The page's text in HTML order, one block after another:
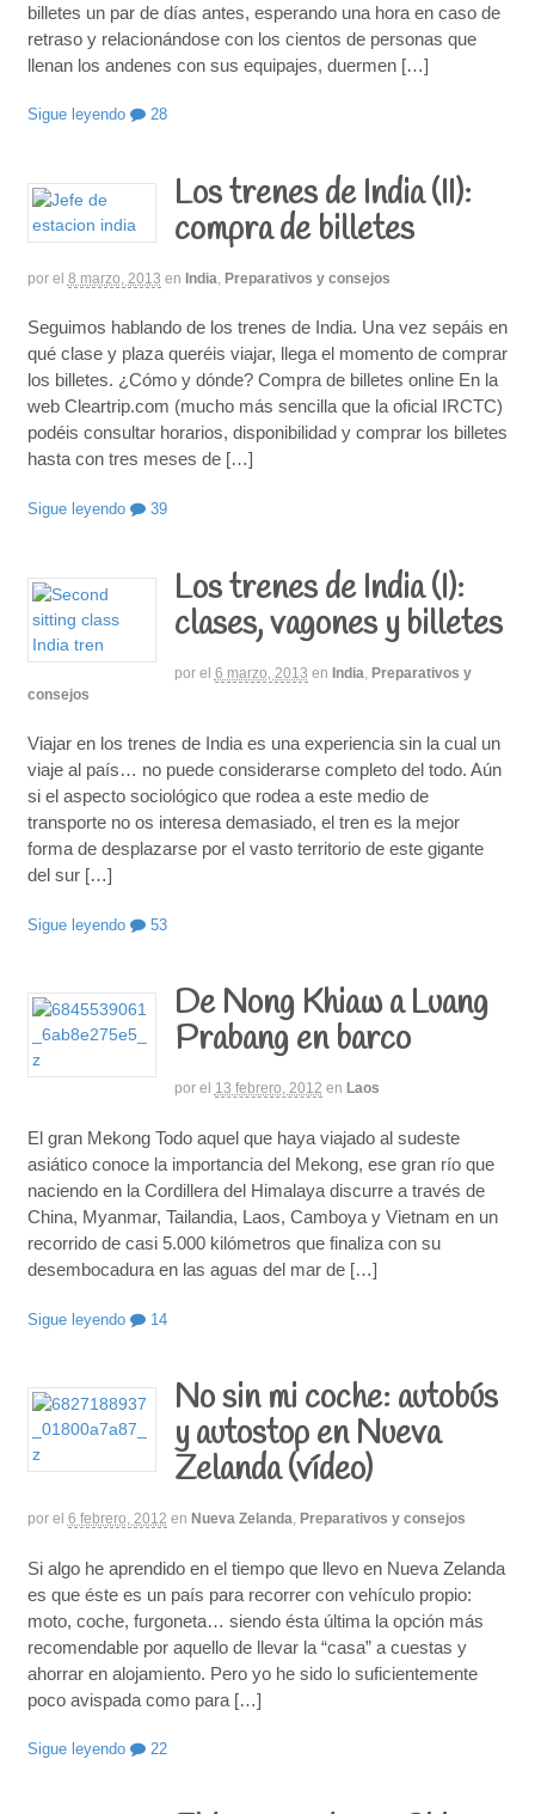
billetes un par de días antes, esperando una hora en caso de
retraso y relacionándose con los cientos de personas que
llenan los andenes con sus equipajes, duermen […]
Sigue leyendo 28
Los trenes de India (II):
compra de billetes
por el 8 marzo, 2013 en India Preparativos y consejos
Seguimos hablando de los trenes de India. Una vez sepáis en
qué clase y plaza queréis viajar, llega el momento de comprar
los billetes. ¿Cómo y dónde? Compra de billetes online En la
web Cleartrip.com (mucho más sencilla que la oficial IRCTC)
podéis consultar horarios, disponibilidad y comprar los billetes
hasta con tres meses de […]
Sigue leyendo 39
Los trenes de India (I):
clases, vagones y billetes
por el 6 marzo, 2013 en India Preparativos y
consejos
Viajar en los trenes de India es una experiencia sin la cual un
viaje al país… no puede considerarse completo del todo. Aún
si el aspecto sociológico que rodea a este medio de
transporte no os interesa demasiado, el tren es la mejor
forma de desplazarse por el vasto territorio de este gigante
del sur […]
Sigue leyendo 53
De Nong Khiaw a Luang
Prabang en barco
por el 13 febrero, 2012 en Laos
El gran Mekong Todo aquel que haya viajado al sudeste
asiático conoce la importancia del Mekong, ese gran río que
naciendo en la Cordillera del Himalaya discurre a través de
China, Myanmar, Tailandia, Laos, Camboya y Vietnam en un
recorrido de casi 5.000 kilómetros que finaliza con su
desembocadura en las aguas del mar de […]
Sigue leyendo 14
No sin mi coche: autobús
y autostop en Nueva
Zelanda (vídeo)
por el 6 febrero, 2012 en Nueva Zelanda, Preparativos y consejos
Si algo he aprendido en el tiempo que llevo en Nueva Zelanda
es que éste es un país para recorrer con vehículo propio:
moto, coche, furgoneta… siendo ésta última la opción más
recomendable por aquello de llevar la “casa” a cuestas y
ahorrar en alojamiento. Pero yo he sido lo suficientemente
poco avispada como para […]
Sigue leyendo 22